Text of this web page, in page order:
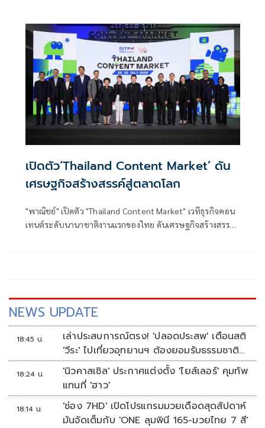
เปิดตัว‘Thailand Content Market’ ดัน
เศรษฐกิจสร้างสรรค์สู่ตลาดโลก
"พาณิชย์" เปิดตัว "Thailand Content Market" เวทีธุรกิจคอน
เทนต์ระดับนานาชาติงานแรกของไทย ดันเศรษฐกิจสร้างสรรค์
NEWS UPDATE
18:45 น.
เล่าประสบการณ์ตรง! 'ปลอดประสพ' เตือนสติ
'วีระ' ไปเที่ยวอุทยานฯ ต้องยอมรับธรรมชาติ
ดิบๆให้ได้
18:24 น.
'นิวคาสเซิล' ประกาศแต่งตั้ง 'ไยส์เลอร์' คุมทัพ
แทนที่ 'ฮาว'
18:14 น.
'ช่อง 7HD' เปิดโปรแกรมมวยเดือดสุดสัปดาห์
มันจัดเต็มกับ 'ONE ลุมพินี 165-มวยไทย 7 สี'